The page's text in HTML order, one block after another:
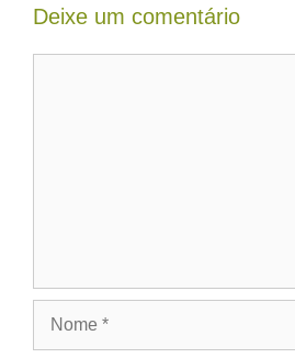
Deixe um comentário